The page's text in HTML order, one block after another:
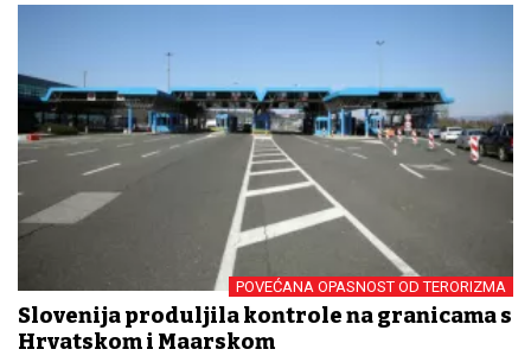
POVEĆANA OPASNOST OD TERORIZMA
Slovenija produljila kontrole na granicama s
Hrvatskom i Mađarskom